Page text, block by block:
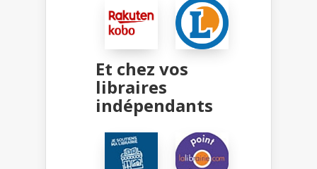
Et chez vos
libraires
indépendants